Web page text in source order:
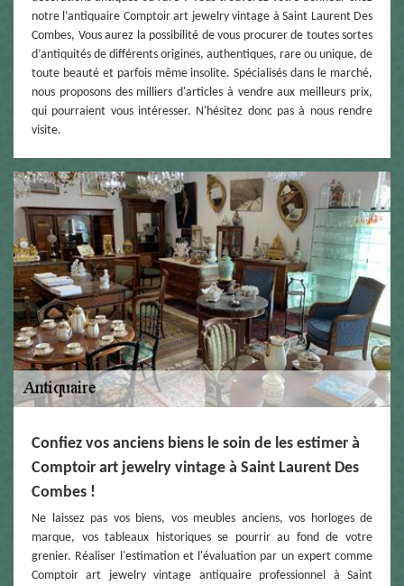
notre l’antiquaire Comptoir art jewelry vintage à Saint Laurent Des
Combes, Vous aurez la possibilité de vous procurer de toutes sortes
d’antiquités de différents origines, authentiques, rare ou unique, de
toute beauté et parfois même insolite. Spécialisés dans le marché,
nous proposons des milliers d'articles à vendre aux meilleurs prix,
qui pourraient vous intéresser. N'hésitez donc pas à nous rendre
visite.
Confiez vos anciens biens le soin de les estimer à
Comptoir art jewelry vintage à Saint Laurent Des
Combes !
Ne laissez pas vos biens, vos meubles anciens, vos horloges de
marque, vos tableaux historiques se pourrir au fond de votre
grenier. Réaliser l'estimation et l'évaluation par un expert comme
Comptoir art jewelry vintage antiquaire professionnel à Saint